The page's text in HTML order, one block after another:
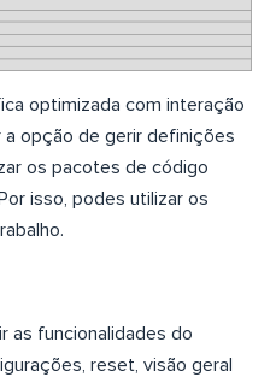
optimizada com interação
a opção de gerir definições
os pacotes de código
isso, podes utilizar os
as funcionalidades do
reset, visão geral